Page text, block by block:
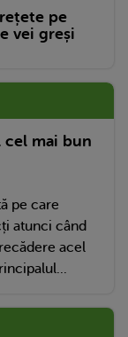
pe
vei greși
cel mai bun
pe care
atunci când
acel